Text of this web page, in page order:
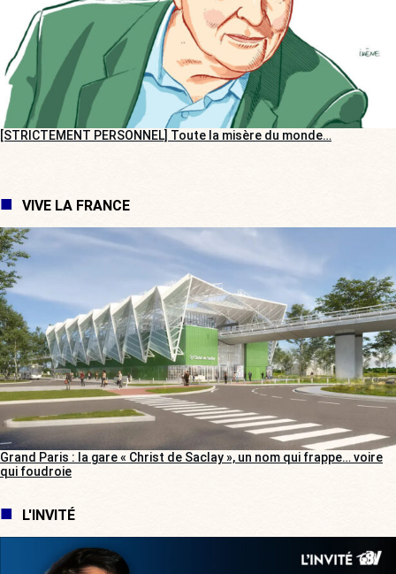
[STRICTEMENT PERSONNEL] Toute la misère du monde…
VIVE LA FRANCE
Grand Paris : la gare « Christ de Saclay », un nom qui frappe… voire
qui foudroie
L'INVITÉ